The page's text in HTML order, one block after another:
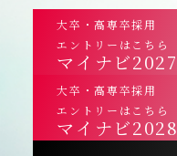
大卒・高専卒採用
エントリーはこちら
マイナビ2027
大卒・高専卒採用
エントリーはこちら
マイナビ2028